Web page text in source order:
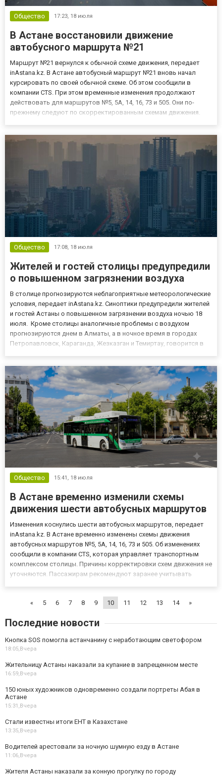
Общество 17:23, 18 июля
В Астане восстановили движение
автобусного маршрута №21
Маршрут №21 вернулся к обычной схеме движения, передает
inAstana.kz. В Астане автобусный маршрут №21 вновь начал
курсировать по своей обычной схеме. Об этом сообщили в
компании CTS. При этом временные изменения продолжают
действовать для маршрутов №5, 5А, 14, 16, 73 и 505. Они по-
прежнему следуют по скорректированным схемам движения.
обществ...
Общество 17:08, 18 июля
Жителей и гостей столицы предупредили
о повышенном загрязнении воздуха
В столице прогнозируются неблагоприятные метеорологические
условия, передает inAstana.kz. Синоптики предупредили жителей
и гостей Астаны о повышенном загрязнении воздуха ночью 18
июля. Кроме столицы аналогичные проблемы с воздухом
прогнозируются днем в Алматы, а в ночное время в городах
Петропавловск, Караганда, Жезказган и Темиртау, говорится в
Общество 15:41, 18 июля
В Астане временно изменили схемы
движения шести автобусных маршрутов
Изменения коснулись шести автобусных маршрутов, передает
inAstana.kz. В Астане временно изменены схемы движения
автобусных маршрутов №5, 5А, 14, 16, 73 и 505. Об изменениях
сообщили в компании CTS, которая управляет транспортным
комплексом столицы. Причины корректировки схем движения не
уточняются. Пассажирам рекомендуют заранее учитывать
официальных...
« 5 6 7 8 9 10 11 12 13 14 »
Последние новости
Кнопка SOS помогла астанчанину с неработающим светофором
18:05,Вчера
Жительницу Астаны наказали за купание в запрещенном месте
16:59,Вчера
150 юных художников одновременно создали портреты Абая в
Астане
15:31,Вчера
Стали известны итоги ЕНТ в Казахстане
13:35,Вчера
Водителей арестовали за ночную шумную езду в Астане
11:06,Вчера
Жителя Астаны наказали за конную прогулку по городу